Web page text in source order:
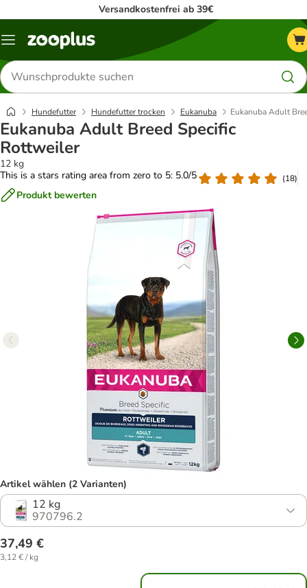
Versandkostenfrei ab 39€
Menü
Produkte
suchen
Hundefutter Hundefutter trocken Eukanuba Eukanuba Adult
Eukanuba Adult Breed Specific
Rottweiler
12 kg
This is a stars rating area from zero to 5: 5.0/5
(18)
Produkt bewerten
Artikel wählen (2 Varianten)
12 kg
970796.2
37,49 €
3,12 € / kg